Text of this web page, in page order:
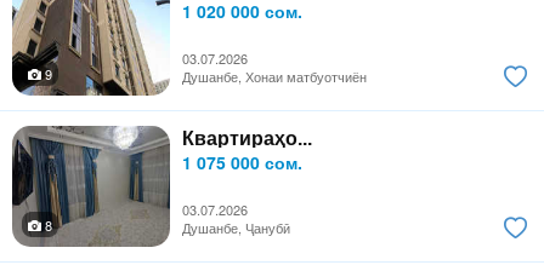
1 020 000 сом.
03.07.2026
9
Душанбе, Хонаи матбуотчиён
Квартираҳо...
1 075 000 сом.
03.07.2026
8
Душанбе, Ҷанубӣ